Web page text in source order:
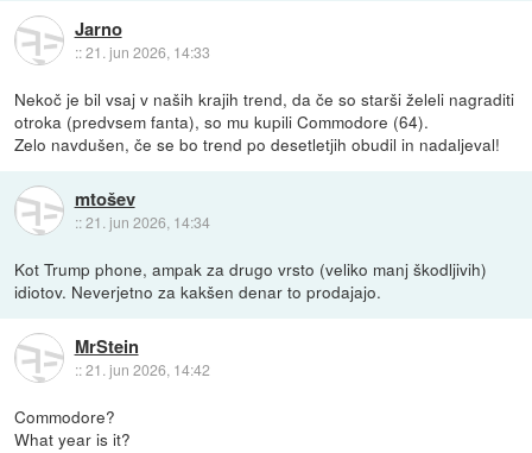
Jarno
::21. jun 2026, 14:33
Nekoč je bil vsaj v naših krajih trend, da če so starši želeli nagraditi
otroka (predvsem fanta), so mu kupili Commodore (64).
Zelo navdušen, če se bo trend po desetletjih obudil in nadaljeval!
mtošev
::21. jun 2026, 14:34
Kot Trump phone, ampak za drugo vrsto (veliko manj škodljivih)
idiotov. Neverjetno za kakšen denar to prodajajo.
MrStein
::21. jun 2026, 14:42
Commodore?
What year is it?